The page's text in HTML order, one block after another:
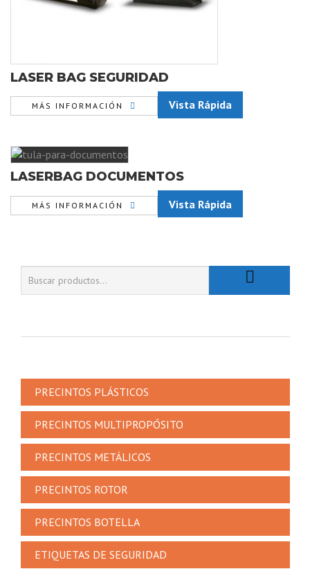
LASER BAG SEGURIDAD
MÁS INFORMACIÓN Vista Rápida
LASERBAG DOCUMENTOS
MÁS INFORMACIÓN Vista Rápida
PRECINTOS PLÁSTICOS
PRECINTOS MULTIPROPÓSITO
PRECINTOS METÁLICOS
PRECINTOS ROTOR
PRECINTOS BOTELLA
ETIQUETAS DE SEGURIDAD